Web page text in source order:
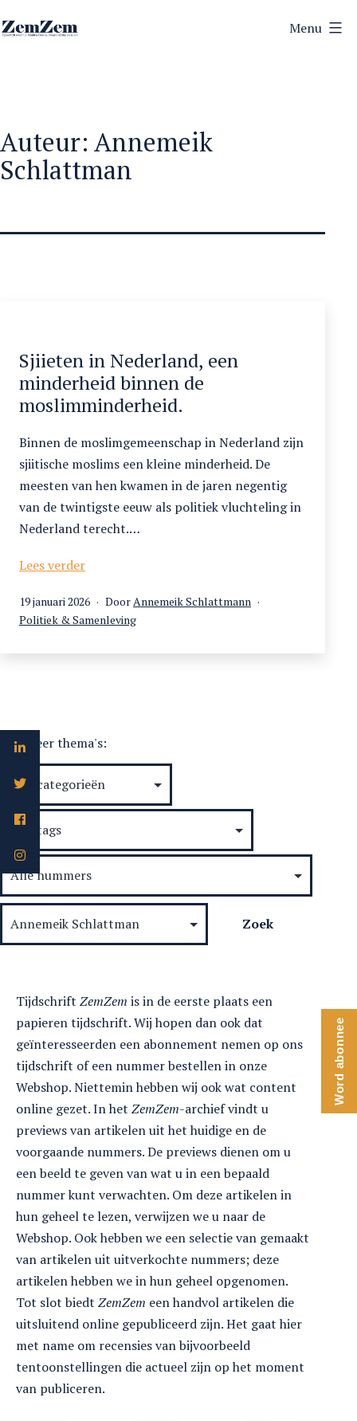
naar
Menu
Auteur: Annemeik
Schlattman
Sjiieten in Nederland, een
minderheid binnen de
moslimminderheid.
Binnen de moslimgemeenschap in Nederland zijn
sjiitische moslims een kleine minderheid. De
meesten van hen kwamen in de jaren negentig
van de twintigste eeuw als politiek vluchteling in
Nederland terecht.…
Lees verderSjiieten
Nederland,
een
Gepubliceerd
op
19 januari 2026 DoorAnnemeik Schlattmann
Gecategoriseerd
Politiek & Samenleving
Selecteer thema's:
Tijdschrift ZemZem is in de eerste plaats een
papieren tijdschrift. Wij hopen dan ook dat
geïnteresseerden een abonnement nemen op ons
tijdschrift of een nummer bestellen in onze
Webshop. Niettemin hebben wij ook wat content
online gezet. In het ZemZem-archief vindt u
previews van artikelen uit het huidige en de
voorgaande nummers. De previews dienen om u
een beeld te geven van wat u in een bepaald
nummer kunt verwachten. Om deze artikelen in
hun geheel te lezen, verwijzen we u naar de
Webshop. Ook hebben we een selectie van gemaakt
van artikelen uit uitverkochte nummers; deze
artikelen hebben we in hun geheel opgenomen.
Tot slot biedt ZemZem een handvol artikelen die
uitsluitend online gepubliceerd zijn. Het gaat hier
met name om recensies van bijvoorbeeld
tentoonstellingen die actueel zijn op het moment
van publiceren.
Word abonnee